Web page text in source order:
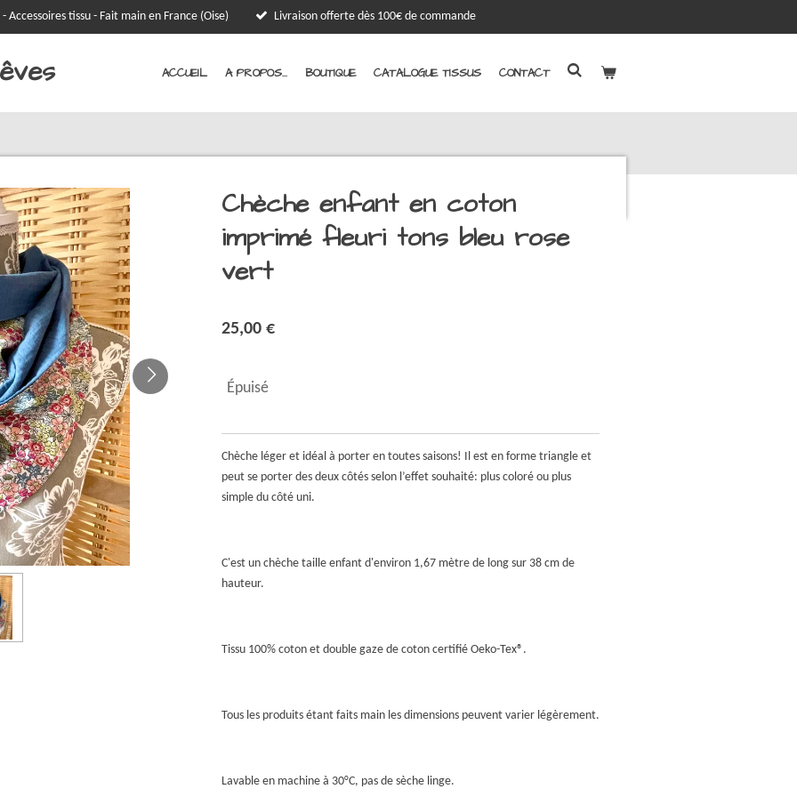
- Accessoires tissu - Fait main en France (Oise) Livraison offerte dès 100€ de commande
ACCUEIL A PROPOS... BOUTIQUE CATALOGUE TISSUS CONTACT
Chèche enfant en coton
imprimé fleuri tons bleu rose
vert
25,00 €
Épuisé
Chèche léger et idéal à porter en toutes saisons! Il est en forme triangle et
peut se porter des deux côtés selon l’effet souhaité: plus coloré ou plus
simple du côté uni.
C'est un chèche taille enfant d'environ 1,67 mètre de long sur 38 cm de
hauteur.
Tissu 100% coton et double gaze de coton certifié Oeko-Tex®.
Tous les produits étant faits main les dimensions peuvent varier légèrement.
Lavable en machine à 30°C, pas de sèche linge.